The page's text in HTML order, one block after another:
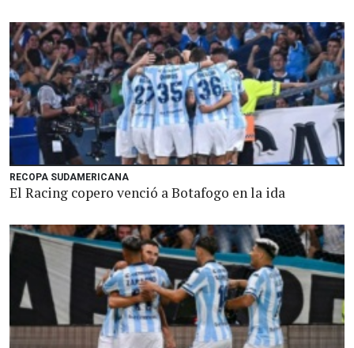
RECOPA SUDAMERICANA
El Racing copero venció a Botafogo en la ida